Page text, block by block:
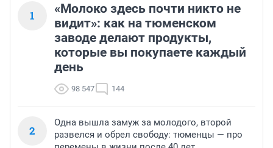
1
«Молоко здесь почти никто не
видит»: как на тюменском
заводе делают продукты,
которые вы покупаете каждый
день
98 547 144
2
Одна вышла замуж за молодого, второй
развелся и обрел свободу: тюменцы — про